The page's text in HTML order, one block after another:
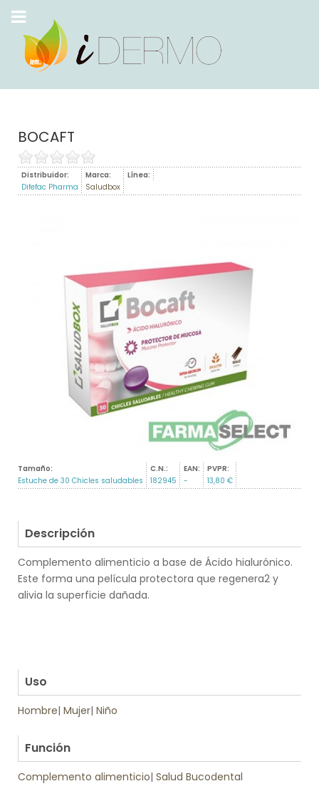
BOCAFT
Distribuidor:
Difefac Pharma
Marca:
Saludbox
Línea:
Tamaño:
Estuche de 30 Chicles saludables
C.N.:
182945
EAN:
-
PVPR:
13,80 €
Descripción
Complemento alimenticio a base de Ácido hialurónico.
Este forma una película protectora que regenera2 y
alivia la superficie dañada.
Uso
Hombre| Mujer| Niño
Función
Complemento alimenticio| Salud Bucodental